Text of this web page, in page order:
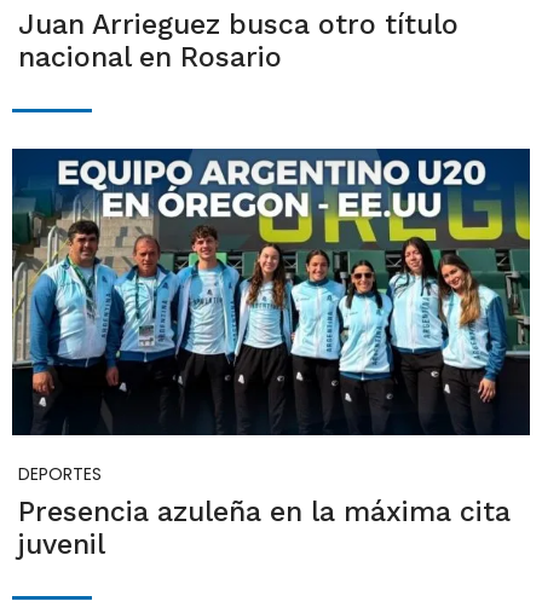
Juan Arrieguez busca otro título
nacional en Rosario
DEPORTES
Presencia azuleña en la máxima cita
juvenil